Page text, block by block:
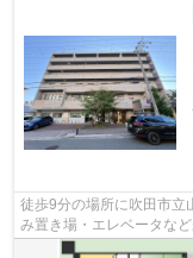
徒歩9分の場所に吹田市立
み置き場・エレベータな
なマンションです。こち